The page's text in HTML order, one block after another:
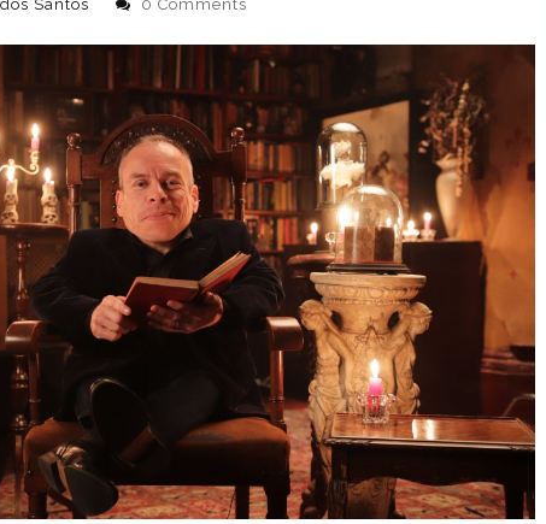
Santos 0 Comments